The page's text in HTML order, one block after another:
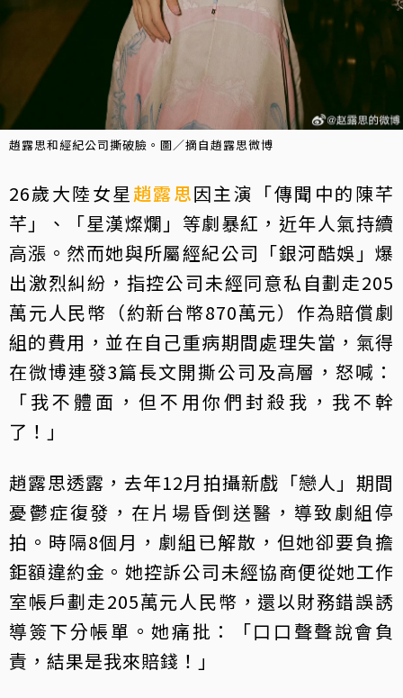
趙露思和經紀公司撕破臉。圖／摘自趙露思微博
26歲大陸女星 趙露思因主演「傳聞中的陳芊
芊」、「星漢燦爛」等劇暴紅，近年人氣持續
高漲。然而她與所屬經紀公司「銀河酷娛」爆
出激烈糾紛，指控公司未經同意私自劃走205
萬元人民幣（約新台幣870萬元）作為賠償劇
組的費用，並在自己重病期間處理失當，氣得
在微博連發3篇長文開撕公司及高層，怒喊：
「我不體面，但不用你們封殺我，我不幹
了！」
趙露思透露，去年12月拍攝新戲「戀人」期間
憂鬱症復發，在片場昏倒送醫，導致劇組停
拍。時隔8個月，劇組已解散，但她卻要負擔
鉅額違約金。她控訴公司未經協商便從她工作
室帳戶劃走205萬元人民幣，還以財務錯誤誘
導簽下分帳單。她痛批：「口口聲聲說會負
責，結果是我來賠錢！」